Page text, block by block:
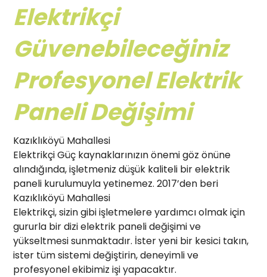
Elektrikçi
Güvenebileceğiniz
Profesyonel Elektrik
Paneli Değişimi
Kazıklıköyü Mahallesi
Elektrikçi Güç kaynaklarınızın önemi göz önüne
alındığında, işletmeniz düşük kaliteli bir elektrik
paneli kurulumuyla yetinemez. 2017’den beri
Kazıklıköyü Mahallesi
Elektrikçi, sizin gibi işletmelere yardımcı olmak için
gururla bir dizi elektrik paneli değişimi ve
yükseltmesi sunmaktadır. İster yeni bir kesici takın,
ister tüm sistemi değiştirin, deneyimli ve
profesyonel ekibimiz işi yapacaktır.